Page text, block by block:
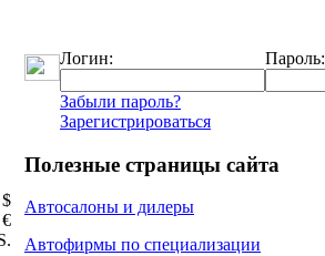
Логин: Пароль:
Забыли пароль?
Зарегистрироваться
Полезные страницы сайта
Автосалоны и дилеры
Автофирмы по специализации